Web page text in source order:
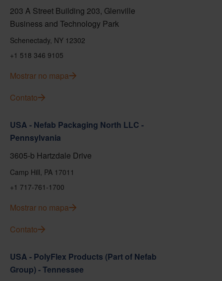
203 A Street Building 203, Glenville
Business and Technology Park
Schenectady, NY 12302
+1 518 346 9105
Mostrar no mapa
Contato
USA - Nefab Packaging North LLC -
Pennsylvania
3605-b Hartzdale Drive
Camp Hill, PA 17011
+1 717-761-1700
Mostrar no mapa
Contato
USA - PolyFlex Products (Part of Nefab
Group) - Tennessee